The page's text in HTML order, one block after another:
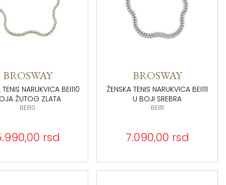
BROSWAY
NARUKVICA BEI110
ŽUTOG ZLATA
BEI110
rsd
BROSWAY
ŽENSKA TENIS NARUKVICA BEI111
U BOJI SREBRA
BEI111
7.090,00 rsd